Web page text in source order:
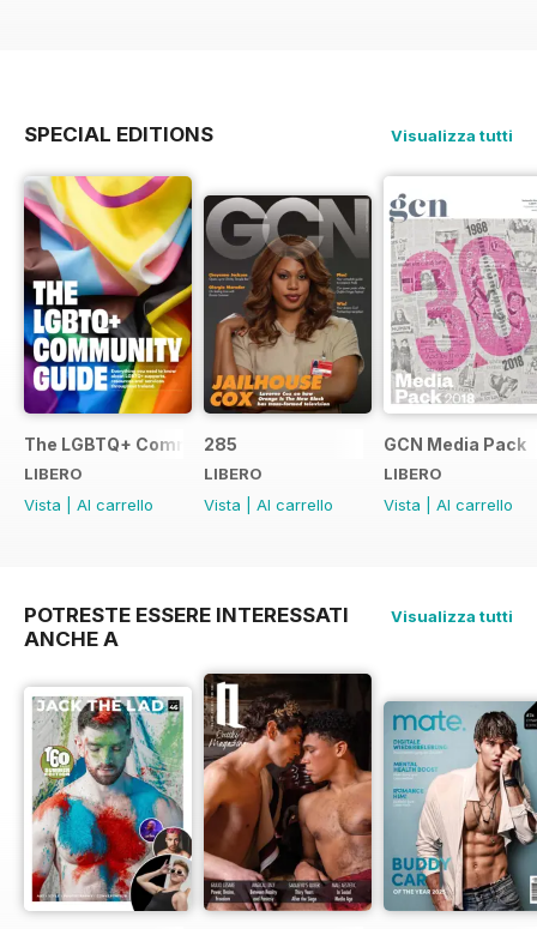
SPECIAL EDITIONS Visualizza tutti
The LGBTQ+ Community Guide
LIBERO
Vista
Al carrello
285
LIBERO
Vista
Al carrello
GCN Media Pack
LIBERO
Vista
Al carrello
POTRESTE ESSERE INTERESSATI
ANCHE A
Visualizza tutti